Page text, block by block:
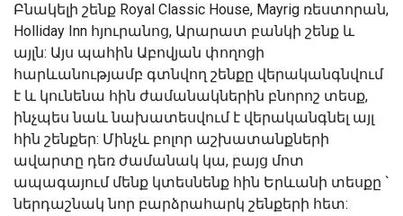
Բնակելի շենք Royal Classic House, Mayrig ռեստորան,
Holliday Inn հյուրանոց, Արարատ բանկի շենք և
այլն: Այս պահին Աբովյան փողոցի
հարևանությամբ գտնվող շենքը վերականգնվում
է և կունենա հին ժամանակներին բնորոշ տեսք,
ինչպես նաև նախատեսվում է վերականգնել այլ
հին շենքեր: Մինչև բոլոր աշխատանքների
ավարտը դեռ ժամանակ կա, բայց մոտ
ապագայում մենք կտեսնենք հին Երևանի տեսքը `
ներդաշնակ նոր բարձրահարկ շենքերի հետ: